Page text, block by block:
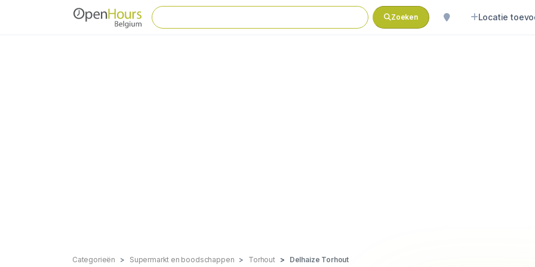
Zoeken Locatie
Categorieën Supermarkt en boodschappen Torhout Delhaize Torhout